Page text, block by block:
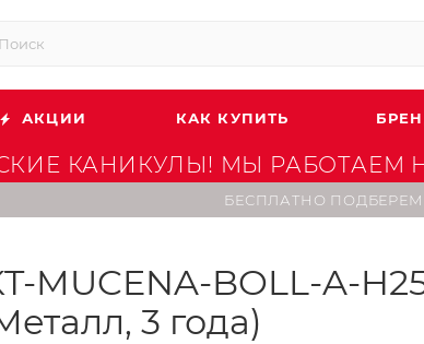
АКЦИИ КАК КУПИТЬ
КАНИКУЛЫ! МЫ РАБОТАЕМ
БЕСПЛАТНО
MUCENA-BOLL-A-
3 года)